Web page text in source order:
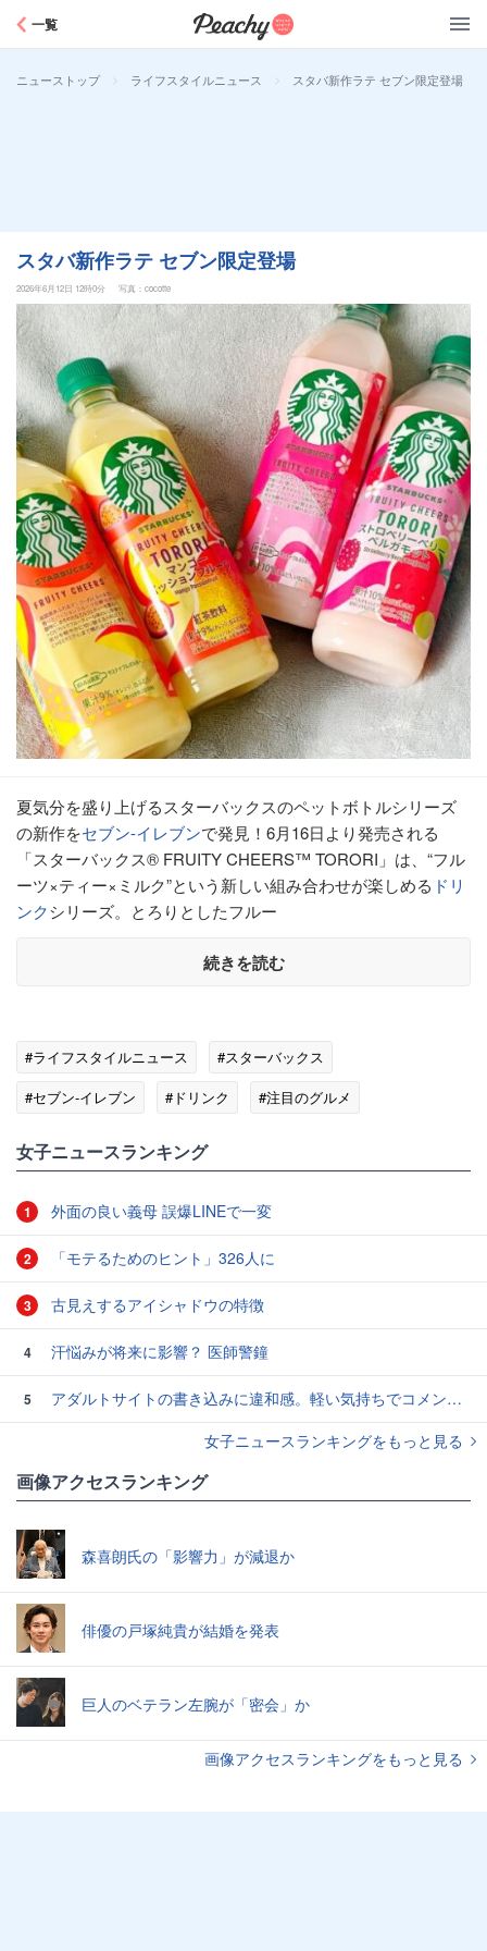
一覧
ニューストップ > ライフスタイルニュース > スタバ新作ラテ セブン限定登場
スタバ新作ラテ セブン限定登場
2026年6月12日 12時0分 写真：cocotte
夏気分を盛り上げるスターバックスのペットボトルシリーズ
の新作をセブン-イレブンで発見！6月16日より発売される
「スターバックス® FRUITY CHEERS™ TORORI」は、“フル
ーツ×ティー×ミルク”という新しい組み合わせが楽しめる ドリ
ンクシリーズ。とろりとしたフルー
続きを読む
#ライフスタイルニュース
#スターバックス
#セブン-イレブン
#ドリンク #注目のグルメ
女子ニュースランキング
1 外面の良い義母 誤爆LINEで一変
2 「モテるためのヒント」326人に
3 古見えするアイシャドウの特徴
4 汗悩みが将来に影響？ 医師警鐘
5
アダルトサイトの書き込みに違和感。軽い気持ちでコメントしてみると…／近畿地方のある場所について（1）
女子ニュースランキングをもっと見る
画像アクセスランキング
森喜朗氏の「影響力」が減退か
俳優の戸塚純貴が結婚を発表
巨人のベテラン左腕が「密会」か
画像アクセスランキングをもっと見る